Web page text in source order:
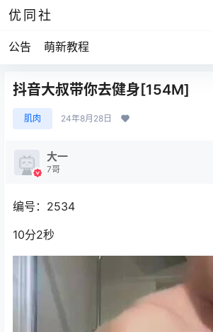
优同社
公告 萌新教程
抖音大叔带你去健身[154M]
肌肉 24年8月28日
大一
7哥
编号：2534
10分2秒